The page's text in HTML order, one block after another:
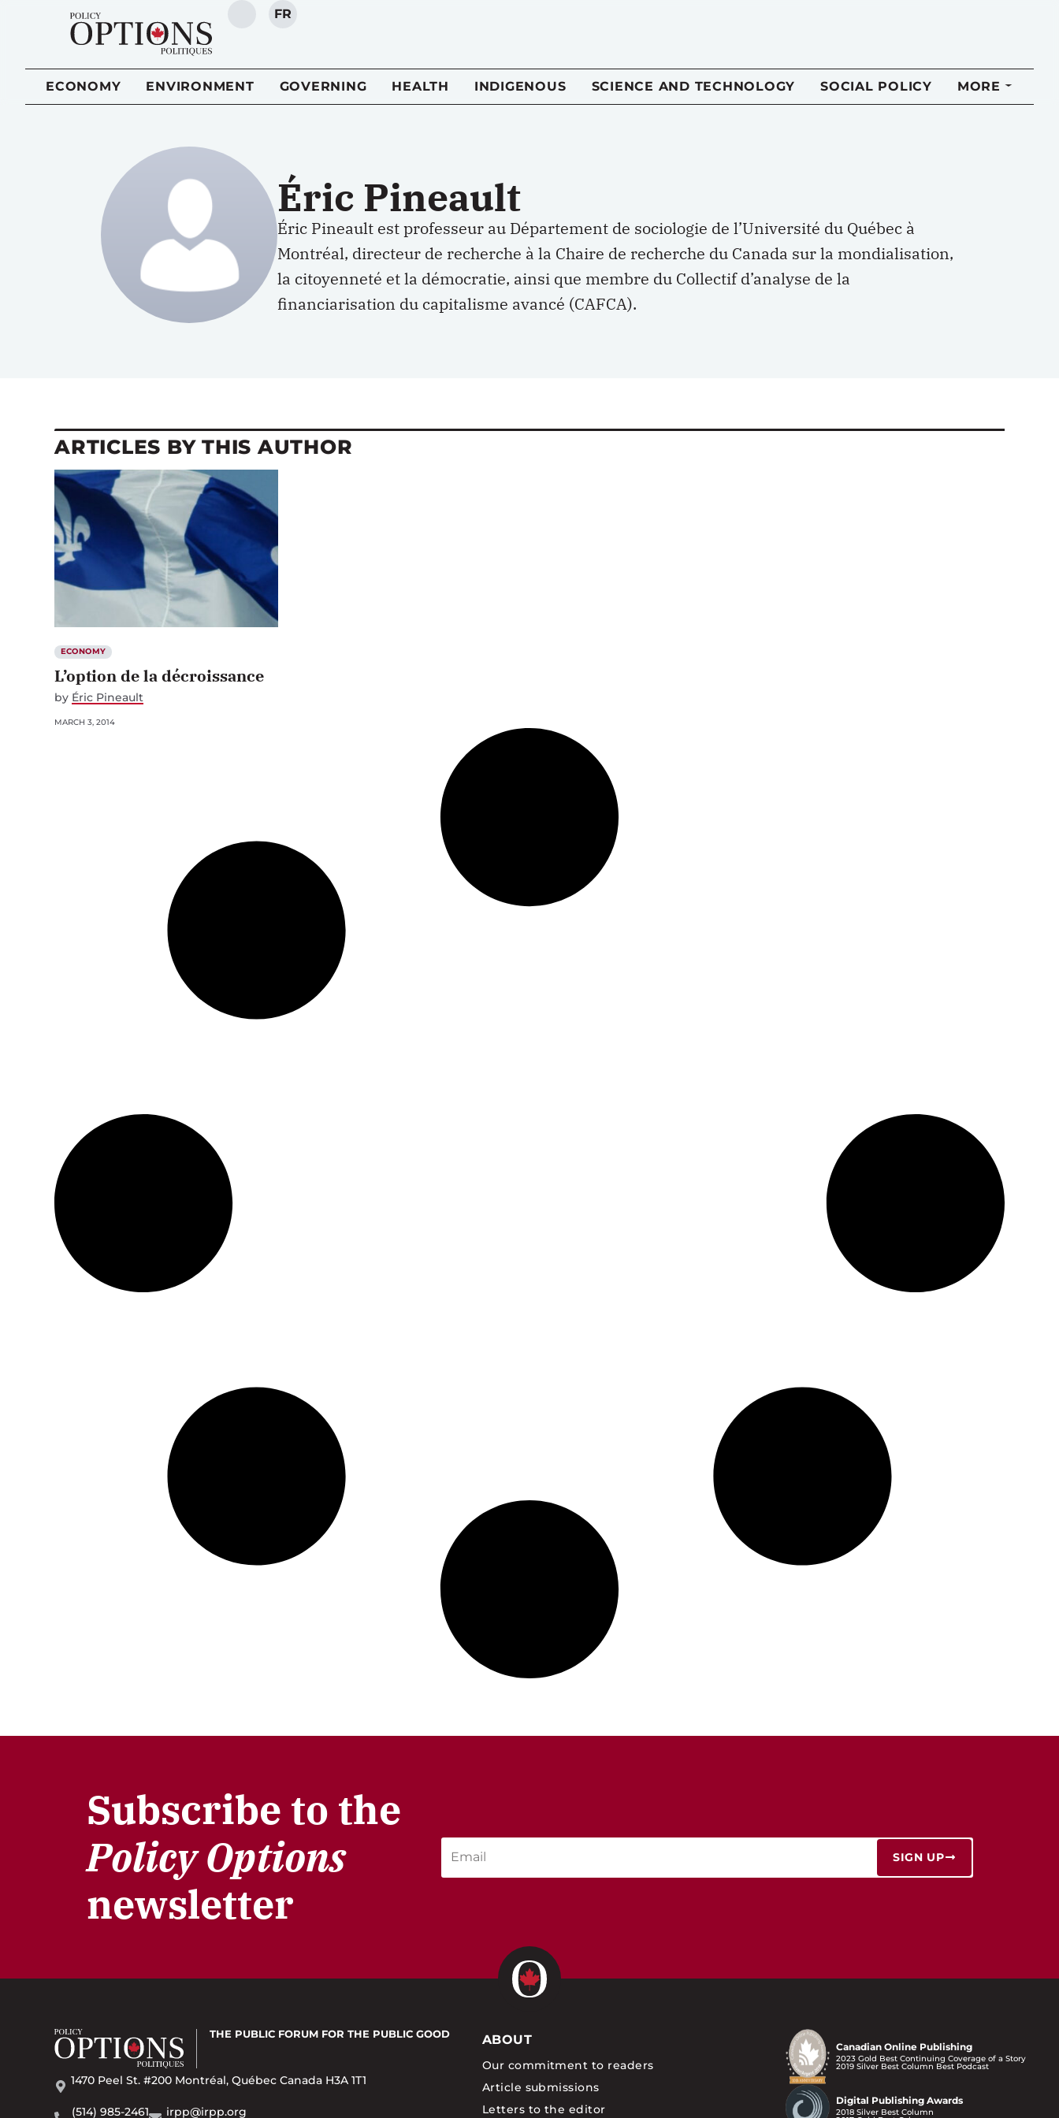
SEARCH
FR
ECONOMY ENVIRONMENT GOVERNING HEALTH INDIGENOUS SCIENCE AND TECHNOLOGY SOCIAL POLICY MORE
Éric Pineault
Éric Pineault est professeur au Département de sociologie de l’Université du Québec à
Montréal, directeur de recherche à la Chaire de recherche du Canada sur la mondialisation,
la citoyenneté et la démocratie, ainsi que membre du Collectif d’analyse de la
financiarisation du capitalisme avancé (CAFCA).
ARTICLES BY THIS AUTHOR
ECONOMY
L’option de la décroissance
by Éric Pineault
MARCH 3, 2014
Subscribe to the
Policy Options
newsletter
SIGN UP
THE PUBLIC FORUM FOR THE PUBLIC GOOD
1470 Peel St. #200 Montréal, Québec Canada H3A 1T1
(514) 985-2461 irpp@irpp.org
ABOUT
Our commitment to readers
Article submissions
Letters to the editor
Canadian Online Publishing
2023 Gold Best Continuing Coverage of a Story
2019 Silver Best Column Best Podcast
Digital Publishing Awards
2018 Silver Best Column